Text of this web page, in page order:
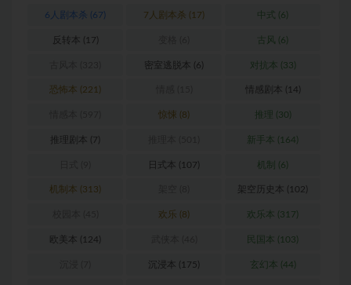
6人剧本杀 (67) 7人剧本杀 (17) 中式 (6)
反转本 (17) 古风 (6)
密室逃脱本 (6) 对抗本 (33)
恐怖本 (221) 情感剧本 (14)
惊悚 (8) 推理 (30)
推理剧本 (7) 新手本 (164)
日式本 (107) 机制 (6)
机制本 (313) 架空历史本 (102)
欢乐 (8) 欢乐本 (317)
欧美本 (124) 民国本 (103)
沉浸本 (175) 玄幻本 (44)